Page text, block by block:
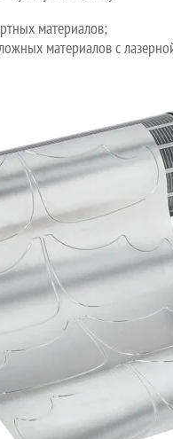
материалов;
материалов с